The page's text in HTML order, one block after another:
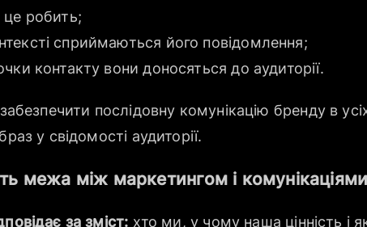
це робить;
сприймаються його повідомлення;
контакту вони доносяться до аудиторії.
послідовну комунікацію бренду в
у свідомості аудиторії.
межа між маркетингом і комунікаціями
за зміст: хто ми, у чому наша цінність і